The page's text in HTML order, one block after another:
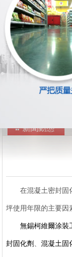
新聞動態
在混凝土密封固化
坪使用年限的主要因
無錫柯維爾涂裝
封固化劑 、混凝土固